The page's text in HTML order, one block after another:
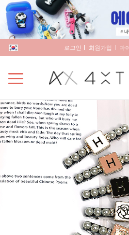
로그인 회원가입 마